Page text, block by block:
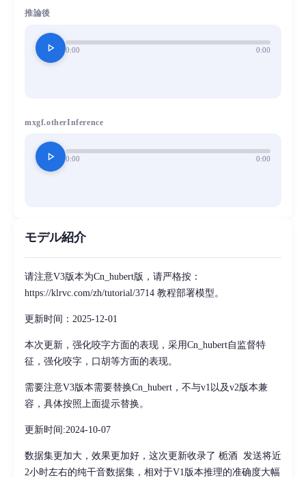
推論後
play_arrow 0:00 0:00
mxgf.otherInference
play_arrow 0:00 0:00
モデル紹介
请注意V3版本为Cn_hubert版，请严格按：
https://klrvc.com/zh/tutorial/3714 教程部署模型。
更新时间：2025-12-01
本次更新，强化咬字方面的表现，采用Cn_hubert自监督特
征，强化咬字，口胡等方面的表现。
需要注意V3版本需要替换Cn_hubert，不与v1以及v2版本兼
容，具体按照上面提示替换。
更新时间:2024-10-07
数据集更加大，效果更加好，这次更新收录了 栀酒 发送将近
2小时左右的纯干音数据集，相对于V1版本推理的准确度大幅